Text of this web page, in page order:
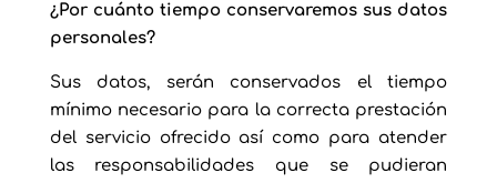
¿Por cuánto tiempo conservaremos sus datos
personales?
Sus datos, serán conservados el tiempo
mínimo necesario para la correcta prestación
del servicio ofrecido así como para atender
las responsabilidades que se pudieran